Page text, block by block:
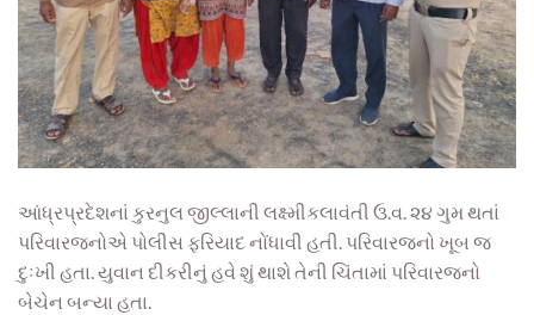
આંધ્રપ્રદેશનાં કુરનુલ જીલ્લાની લક્ષ્મીકલાવંતી ઉ.વ. ૨૪ ગુમ થતાં
પરિવારજનોએ પોલીસ ફરિયાદ નોંધાવી હતી. પરિવારજનો ખૂબ જ
દુઃખી હતા. યુવાન દીકરીનું હવે શું થાશે તેની ચિંતામાં પરિવારજનો
બેચેન બન્યા હતા.